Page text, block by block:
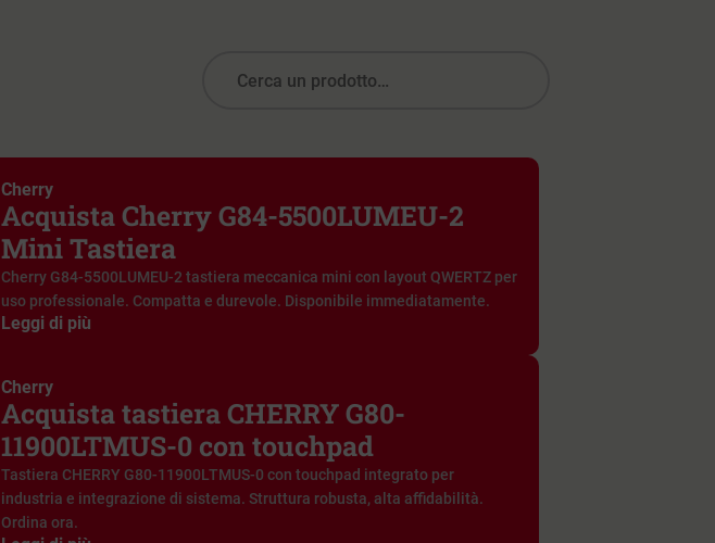
Cherry
Acquista Cherry G84-5500LUMEU-2
Mini Tastiera
Cherry G84-5500LUMEU-2 tastiera meccanica mini con layout QWERTZ per
uso professionale. Compatta e durevole. Disponibile immediatamente.
Leggi di più
Cherry
Acquista tastiera CHERRY G80-
11900LTMUS-0 con touchpad
Tastiera CHERRY G80-11900LTMUS-0 con touchpad integrato per
industria e integrazione di sistema. Struttura robusta, alta affidabilità.
Ordina ora.